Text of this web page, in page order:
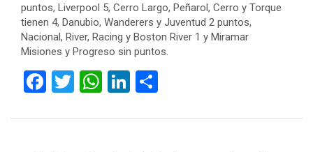
puntos, Liverpool 5, Cerro Largo, Peñarol, Cerro y Torque
tienen 4, Danubio, Wanderers y Juventud 2 puntos,
Nacional, River, Racing y Boston River 1 y Miramar
Misiones y Progreso sin puntos.
F
ce
T
tt
W
at
Li
ke m